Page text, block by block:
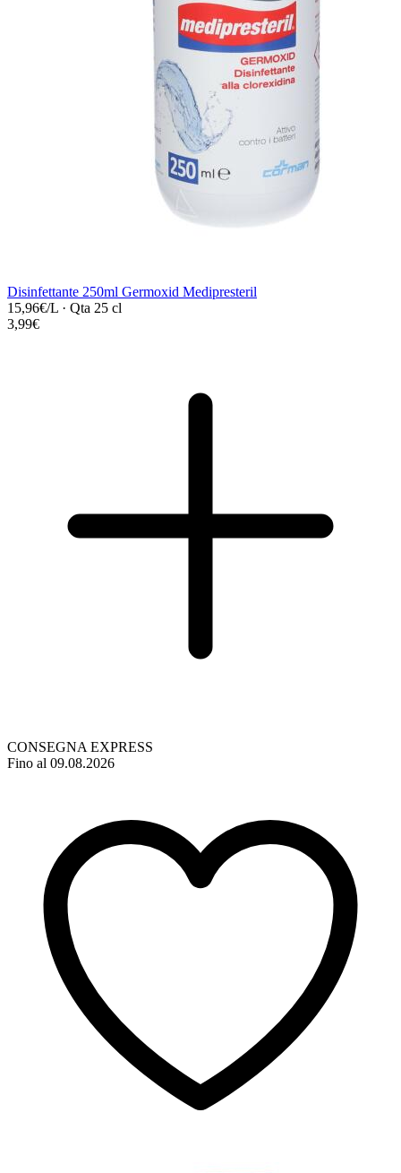
Disinfettante 250ml Germoxid Medipresteril
15,96€/L · Qta 25 cl
3,99€
CONSEGNA EXPRESS
Fino al 09.08.2026